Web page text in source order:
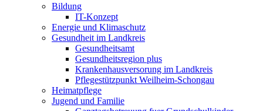
Bildung
IT-Konzept
Energie und Klimaschutz
Gesundheit im Landkreis
Gesundheitsamt
Gesundheitsregion plus
Krankenhausversorung im Landkreis
Pflegestützpunkt Weilheim-Schongau
Heimatpflege
Jugend und Familie